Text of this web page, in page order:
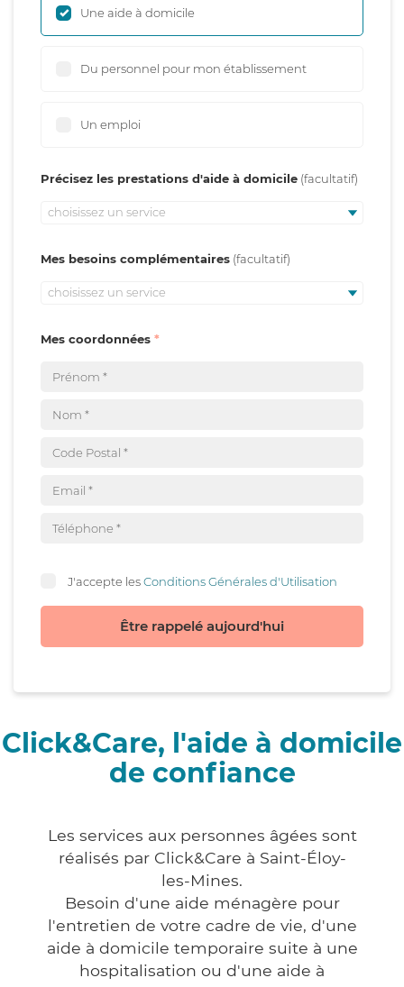
Une aide à domicile
Du personnel pour mon établissement
Un emploi
Précisez les prestations d'aide à domicile
choisissez un service
Mes besoins complémentaires
choisissez un service
Mes coordonnées
J'accepte lesConditions Générales d'Utilisation
Être rappelé aujourd'hui
Click&Care, l'aide à domicile
de confiance
Les services aux personnes âgées sont
réalisés par Click&Care à Saint-Éloy-
les-Mines.
Besoin d'une aide ménagère pour
l'entretien de votre cadre de vie, d'une
aide à domicile temporaire suite à une
hospitalisation ou d'une aide à